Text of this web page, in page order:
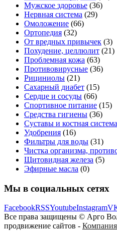
Мужское здоровье (36)
Нервная система (29)
Омоложение (66)
Ортопедия (32)
От вредных привычек (3)
Похудение, целлюлит (21)
Проблемная кожа (63)
Противовирусные (36)
Рициниолы (21)
Сахарный диабет (15)
Сердце и сосуды (66)
Спортивное питание (15)
Средства гигиены (36)
Суставы и костная система
Удобрения (16)
Фильтры для воды (31)
Чистка организма,
Щитовидная железа (5)
Эфирные масла (0)
Мы в социальных сетях
FacebookRSSYoutubeInstagram
Все права защищены © Арго
продвижение сайтов -